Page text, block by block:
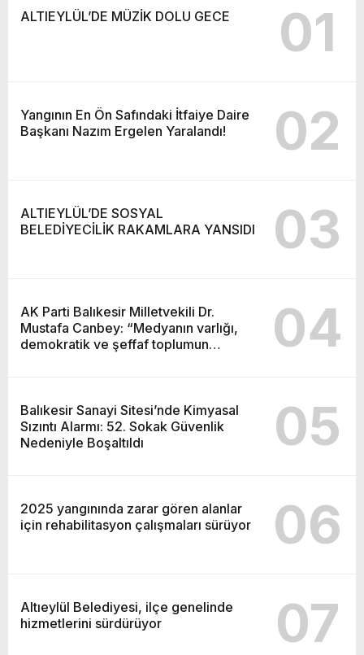
ALTIEYLÜL’DE MÜZİK DOLU GECE 01
Yangının En Ön Safındaki İtfaiye Daire
Başkanı Nazım Ergelen Yaralandı!
02
ALTIEYLÜL’DE SOSYAL
BELEDİYECİLİK RAKAMLARA YANSIDI
03
AK Parti Balıkesir Milletvekili Dr.
Mustafa Canbey: “Medyanın varlığı,
demokratik ve şeffaf toplumun
04
Balıkesir Sanayi Sitesi’nde Kimyasal
Sızıntı Alarmı: 52. Sokak Güvenlik
Nedeniyle Boşaltıldı
05
2025 yangınında zarar gören alanlar
için rehabilitasyon çalışmaları sürüyor
06
Altıeylül Belediyesi, ilçe genelinde
hizmetlerini sürdürüyor
07